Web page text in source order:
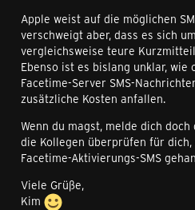
Apple weist auf die möglichen
verschweigt aber, dass es sich
vergleichsweise teure
Ebenso ist es bislang unklar, wie
Facetime-Server SMS-
zusätzliche Kosten anfallen.
Wenn du magst, melde dich
die Kollegen überprüfen für
Facetime-Aktivierungs-SMS
Viele Grüße,
Kim